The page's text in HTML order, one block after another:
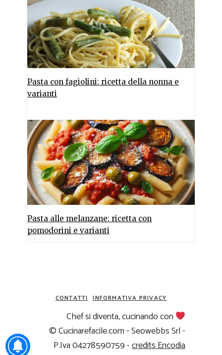
Pasta con fagiolini: ricetta della nonna e
varianti
Pasta alle melanzane: ricetta con
pomodorini e varianti
CONTATTI INFORMATIVA PRIVACY
Chef si diventa, cucinando con
© Cucinarefacile.com - Seowebbs Srl -
P.Iva 04278590759 -credits Encodia